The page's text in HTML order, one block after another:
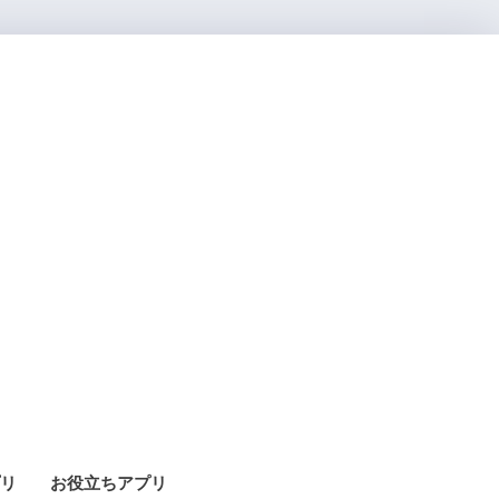
お役立ちアプリ